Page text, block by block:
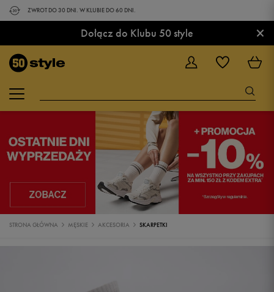
ZWROT DO 30 DNI. W KLUBIE DO 60 DNI.
Dołącz do Klubu 50 style ×
STRONA GŁÓWNA MĘSKIE AKCESORIA SKARPETKI